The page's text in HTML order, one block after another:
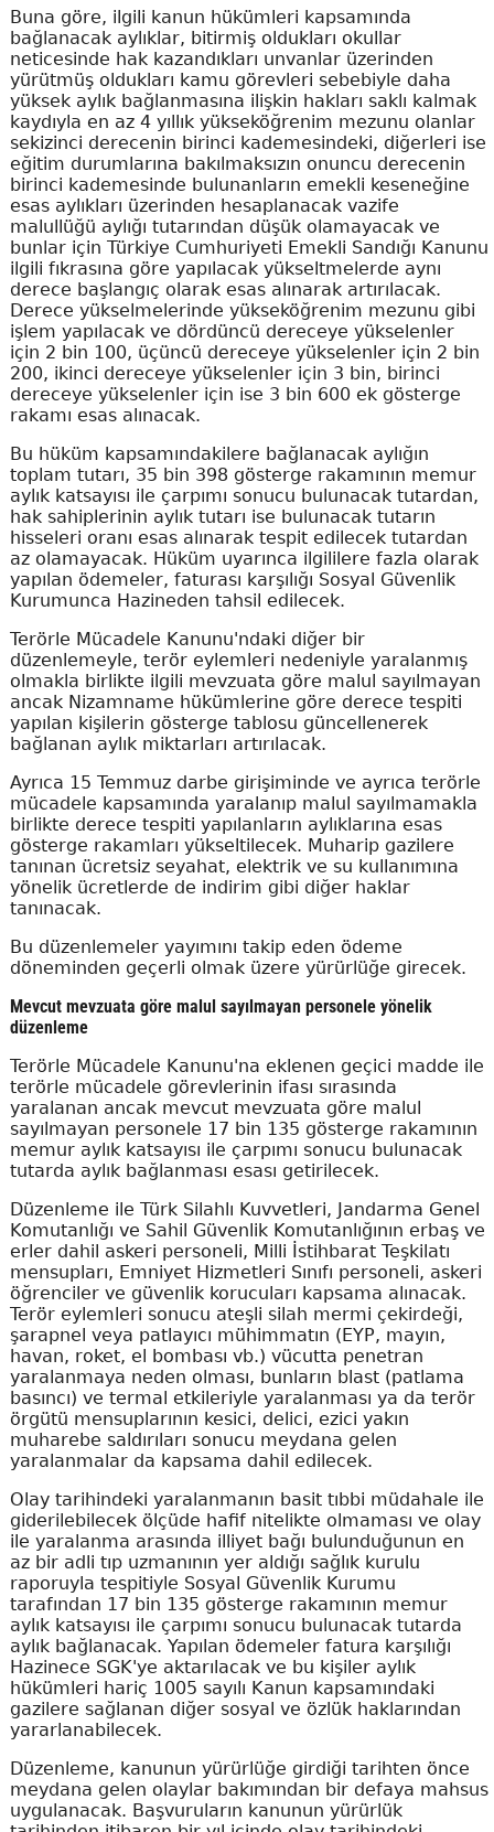
Buna göre, ilgili kanun hükümleri kapsamında
bağlanacak aylıklar, bitirmiş oldukları okullar
neticesinde hak kazandıkları unvanlar üzerinden
yürütmüş oldukları kamu görevleri sebebiyle daha
yüksek aylık bağlanmasına ilişkin hakları saklı kalmak
kaydıyla en az 4 yıllık yükseköğrenim mezunu olanlar
sekizinci derecenin birinci kademesindeki, diğerleri ise
eğitim durumlarına bakılmaksızın onuncu derecenin
birinci kademesinde bulunanların emekli keseneğine
esas aylıkları üzerinden hesaplanacak vazife
malullüğü aylığı tutarından düşük olamayacak ve
bunlar için Türkiye Cumhuriyeti Emekli Sandığı Kanunu
ilgili fıkrasına göre yapılacak yükseltmelerde aynı
derece başlangıç olarak esas alınarak artırılacak.
Derece yükselmelerinde yükseköğrenim mezunu gibi
işlem yapılacak ve dördüncü dereceye yükselenler
için 2 bin 100, üçüncü dereceye yükselenler için 2 bin
200, ikinci dereceye yükselenler için 3 bin, birinci
dereceye yükselenler için ise 3 bin 600 ek gösterge
rakamı esas alınacak.
Bu hüküm kapsamındakilere bağlanacak aylığın
toplam tutarı, 35 bin 398 gösterge rakamının memur
aylık katsayısı ile çarpımı sonucu bulunacak tutardan,
hak sahiplerinin aylık tutarı ise bulunacak tutarın
hisseleri oranı esas alınarak tespit edilecek tutardan
az olamayacak. Hüküm uyarınca ilgililere fazla olarak
yapılan ödemeler, faturası karşılığı Sosyal Güvenlik
Kurumunca Hazineden tahsil edilecek.
Terörle Mücadele Kanunu'ndaki diğer bir
düzenlemeyle, terör eylemleri nedeniyle yaralanmış
olmakla birlikte ilgili mevzuata göre malul sayılmayan
ancak Nizamname hükümlerine göre derece tespiti
yapılan kişilerin gösterge tablosu güncellenerek
bağlanan aylık miktarları artırılacak.
Ayrıca 15 Temmuz darbe girişiminde ve ayrıca terörle
mücadele kapsamında yaralanıp malul sayılmamakla
birlikte derece tespiti yapılanların aylıklarına esas
gösterge rakamları yükseltilecek. Muharip gazilere
tanınan ücretsiz seyahat, elektrik ve su kullanımına
yönelik ücretlerde de indirim gibi diğer haklar
tanınacak.
Bu düzenlemeler yayımını takip eden ödeme
döneminden geçerli olmak üzere yürürlüğe girecek.
Mevcut mevzuata göre malul sayılmayan personele yönelik
düzenleme
Terörle Mücadele Kanunu'na eklenen geçici madde ile
terörle mücadele görevlerinin ifası sırasında
yaralanan ancak mevcut mevzuata göre malul
sayılmayan personele 17 bin 135 gösterge rakamının
memur aylık katsayısı ile çarpımı sonucu bulunacak
tutarda aylık bağlanması esası getirilecek.
Düzenleme ile Türk Silahlı Kuvvetleri, Jandarma Genel
Komutanlığı ve Sahil Güvenlik Komutanlığının erbaş ve
erler dahil askeri personeli, Milli İstihbarat Teşkilatı
mensupları, Emniyet Hizmetleri Sınıfı personeli, askeri
öğrenciler ve güvenlik korucuları kapsama alınacak.
Terör eylemleri sonucu ateşli silah mermi çekirdeği,
şarapnel veya patlayıcı mühimmatın (EYP, mayın,
havan, roket, el bombası vb.) vücutta penetran
yaralanmaya neden olması, bunların blast (patlama
basıncı) ve termal etkileriyle yaralanması ya da terör
örgütü mensuplarının kesici, delici, ezici yakın
muharebe saldırıları sonucu meydana gelen
yaralanmalar da kapsama dahil edilecek.
Olay tarihindeki yaralanmanın basit tıbbi müdahale ile
giderilebilecek ölçüde hafif nitelikte olmaması ve olay
ile yaralanma arasında illiyet bağı bulunduğunun en
az bir adli tıp uzmanının yer aldığı sağlık kurulu
raporuyla tespitiyle Sosyal Güvenlik Kurumu
tarafından 17 bin 135 gösterge rakamının memur
aylık katsayısı ile çarpımı sonucu bulunacak tutarda
aylık bağlanacak. Yapılan ödemeler fatura karşılığı
Hazinece SGK'ye aktarılacak ve bu kişiler aylık
hükümleri hariç 1005 sayılı Kanun kapsamındaki
gazilere sağlanan diğer sosyal ve özlük haklarından
yararlanabilecek.
Düzenleme, kanunun yürürlüğe girdiği tarihten önce
meydana gelen olaylar bakımından bir defaya mahsus
uygulanacak. Başvuruların kanunun yürürlük